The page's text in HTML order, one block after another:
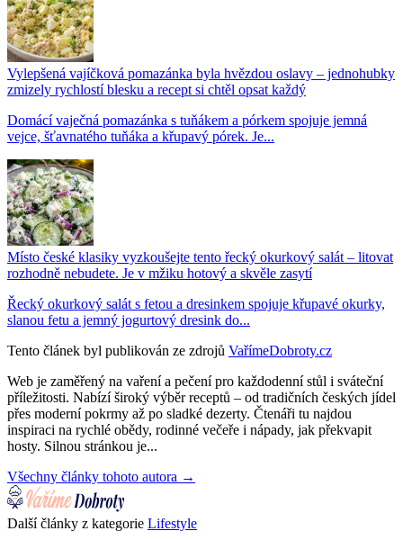
Vylepšená vajíčková pomazánka byla hvězdou oslavy – jednohubky
zmizely rychlostí blesku a recept si chtěl opsat každý
Domácí vaječná pomazánka s tuňákem a pórkem spojuje jemná
vejce, šťavnatého tuňáka a křupavý pórek. Je...
Místo české klasiky vyzkoušejte tento řecký okurkový salát – litovat
rozhodně nebudete. Je v mžiku hotový a skvěle zasytí
Řecký okurkový salát s fetou a dresinkem spojuje křupavé okurky,
slanou fetu a jemný jogurtový dresink do...
Tento článek byl publikován ze zdrojů VařímeDobroty.cz
Web je zaměřený na vaření a pečení pro každodenní stůl i sváteční
příležitosti. Nabízí široký výběr receptů – od tradičních českých jídel
přes moderní pokrmy až po sladké dezerty. Čtenáři tu najdou
inspiraci na rychlé obědy, rodinné večeře i nápady, jak překvapit
hosty. Silnou stránkou je...
Všechny články tohoto autora →
Další články z kategorie Lifestyle